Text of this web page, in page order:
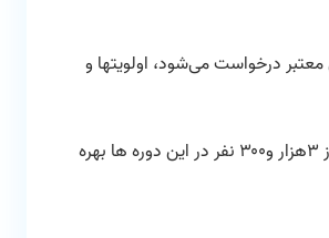
درخواست می‌شود،‌ اولویتها و
بهجت بیان کرد: سال گذشته ۲۰۳ دوره مختلف آموزشی توسط معاونت صنایع کوچک شرکت شهرکهای صنعتی استان یزد برای فعالین حوزه صنعت برگزار شد که بیش از ۳هزار و۳۰۰ نفر در این دوره ها بهره